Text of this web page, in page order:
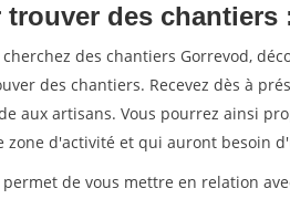
des chantiers
des chantiers Gorrevod,
des chantiers. Recevez dès à
aux artisans. Vous pourrez ainsi
zone d'activité et qui auront besoin
de vous mettre en relation